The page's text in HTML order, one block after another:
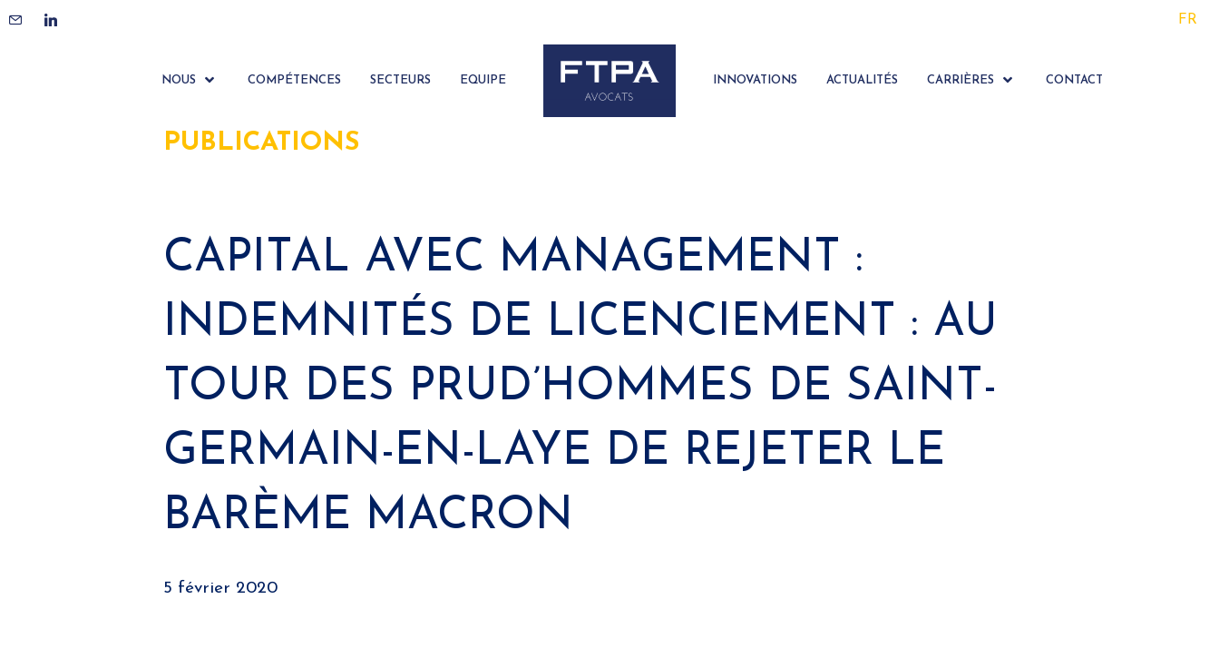
FR
NOUS COMPÉTENCES SECTEURS EQUIPE INNOVATIONS ACTUALITÉS CARRIÈRES CONTACT
PUBLICATIONS
CAPITAL AVEC MANAGEMENT :
INDEMNITÉS DE LICENCIEMENT : AU
TOUR DES PRUD’HOMMES DE SAINT-
GERMAIN-EN-LAYE DE REJETER LE
BARÈME MACRON
5 février 2020